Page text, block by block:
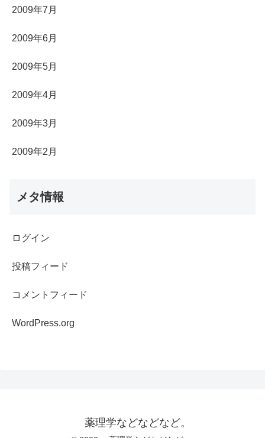
2009年7月
2009年6月
2009年5月
2009年4月
2009年3月
2009年2月
メタ情報
ログイン
投稿フィード
コメントフィード
WordPress.org
薬理学などなどなど。